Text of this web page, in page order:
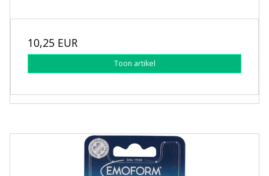
10,25 EUR
Toon artikel